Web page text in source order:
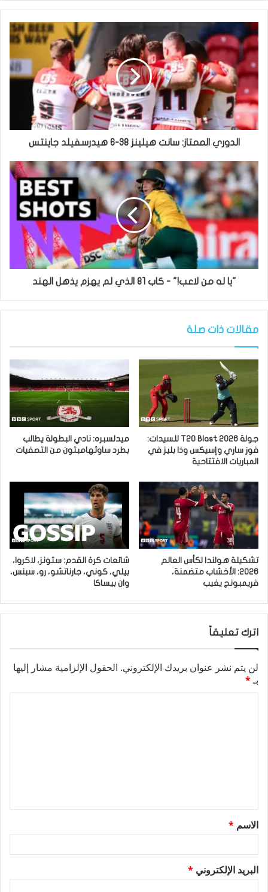
الدوري الممتاز: سانت هيلينز 38-6 هيدرسفيلد جاينتس
"يا له من لاعب!" - كاب 81 الذي لم يهزم يذهل الهند
مقالات ذات صلة
جولة T20 Blast 2026 للسيدات:
فوز ساري وإسيكس وذا بليز في
المباريات الافتتاحية
ميدلسبره: نادي البطولة يطالب
بطرد ساوثهامبتون من التصفيات
تشكيلة هولندا لكأس العالم
2026: الأخشاب متضمنة،
فريمبونج يغيب
شائعات كرة القدم: ستونز، لاكروا،
بيلي، كوني، جارناتشو، رو، سبنس،
وان بيساكا
اترك تعليقاً
لن يتم نشر عنوان بريدك الإلكتروني. الحقول الإلزامية مشار إليها
بـ*
ق
*
الاسم *
البريد الإلكتروني *